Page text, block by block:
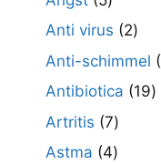
Anti virus 22
Anti-schimmel
Antibiotica 1919
Artritis 77
Astma 44